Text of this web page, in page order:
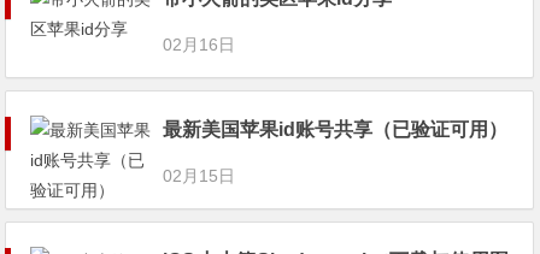
02月16日
最新美国苹果id账号共享（已验证可用）
02月15日